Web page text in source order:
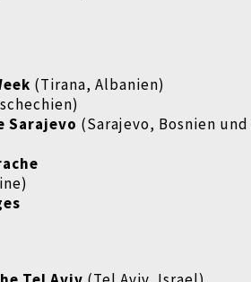
(Tirana, Albanien)
Sarajevo (Sarajevo, Bosnien und